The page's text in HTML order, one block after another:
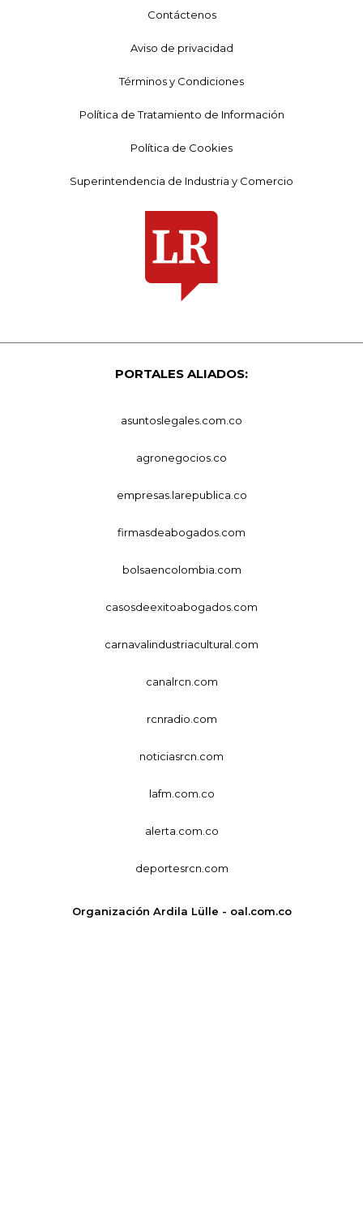
Contáctenos
Aviso de privacidad
Términos y Condiciones
Política de Tratamiento de Información
Política de Cookies
Superintendencia de Industria y Comercio
PORTALES ALIADOS:
asuntoslegales.com.co
agronegocios.co
empresas.larepublica.co
firmasdeabogados.com
bolsaencolombia.com
casosdeexitoabogados.com
carnavalindustriacultural.com
canalrcn.com
rcnradio.com
noticiasrcn.com
lafm.com.co
alerta.com.co
deportesrcn.com
Organización Ardila Lülle - oal.com.co